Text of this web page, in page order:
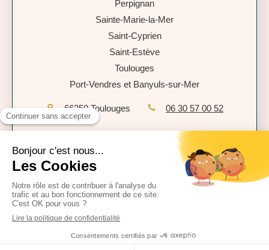
Perpignan
Sainte-Marie-la-Mer
Saint-Cyprien
Saint-Estève
Toulouges
Port-Vendres et Banyuls-sur-Mer
66350 Toulouges 06 30 57 00 52
Mentions légales
Politique de confidentialité
CGU